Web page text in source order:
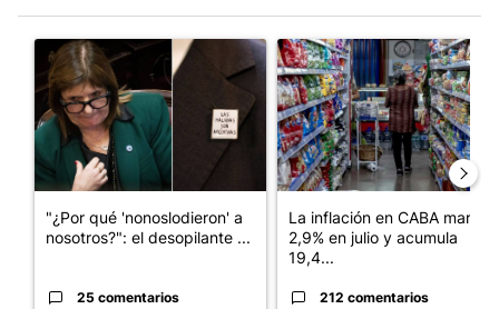
Un artículo de tendencia con el título ""¿Por qué
"¿Por qué 'nonoslodieron' a
nosotros?": el desopilante ...
25 comentarios
Un artículo de tendencia con
La inflación en CABA marcó
2,9% en julio y acumula
19,4...
212 comentarios